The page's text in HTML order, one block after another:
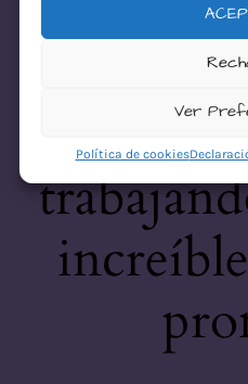
Ver
Política de cookies